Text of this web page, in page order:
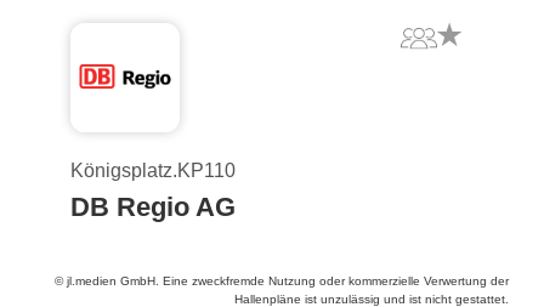
Königsplatz.KP110
DB Regio AG
© jl.medien GmbH. Eine zweckfremde Nutzung oder kommerzielle Verwertung der
Hallenpläne ist unzulässig und ist nicht gestattet.